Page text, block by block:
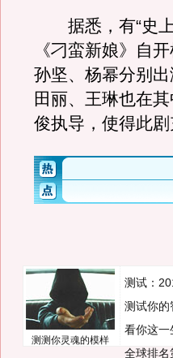
据悉，有“史上
《刁蛮新娘》自
孙坚、杨幂分别
田丽、王琳也在
俊执导，使得此剧
测测你灵魂的模样
测试：
测试你的
看你这一
全球排名